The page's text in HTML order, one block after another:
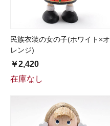
民族衣装の女の子(ホワイト×オ
レンジ)
￥2,420
在庫なし